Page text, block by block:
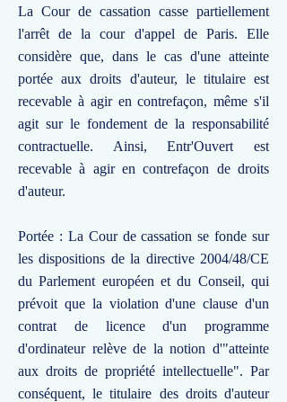
La Cour de cassation casse partiellement
l'arrêt de la cour d'appel de Paris. Elle
considère que, dans le cas d'une atteinte
portée aux droits d'auteur, le titulaire est
recevable à agir en contrefaçon, même s'il
agit sur le fondement de la responsabilité
contractuelle. Ainsi, Entr'Ouvert est
recevable à agir en contrefaçon de droits
d'auteur.
Portée : La Cour de cassation se fonde sur
les dispositions de la directive 2004/48/CE
du Parlement européen et du Conseil, qui
prévoit que la violation d'une clause d'un
contrat de licence d'un programme
d'ordinateur relève de la notion d'"atteinte
aux droits de propriété intellectuelle". Par
conséquent, le titulaire des droits d'auteur